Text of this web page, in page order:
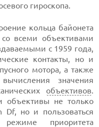
гироскопа.
кольца байонета
всеми объективами
с 1959 года,
контакты, но и
мотора, а также
значения
объективов
объективы не только
Df, но и пользоваться
приоритета